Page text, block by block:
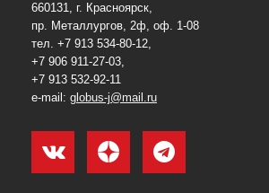
660131, г. Красноярск,
пр. Металлургов, 2ф, оф. 1-08
тел. +7 913 534-80-12,
+7 906 911-27-03,
+7 913 532-92-11
e-mail: globus-j@mail.ru